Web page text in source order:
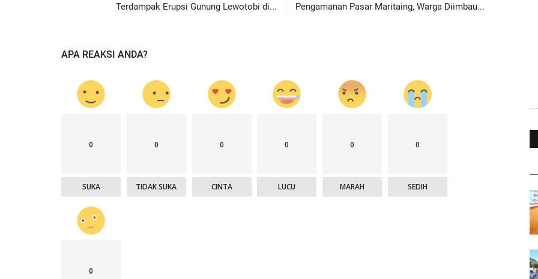
Terdampak Erupsi Gunung Lewotobi di...
Pengamanan Pasar Maritaing, Warga Diimbau...
APA REAKSI ANDA?
0
SUKA
0
TIDAK SUKA
0
CINTA
0
LUCU
0
MARAH
0
SEDIH
0